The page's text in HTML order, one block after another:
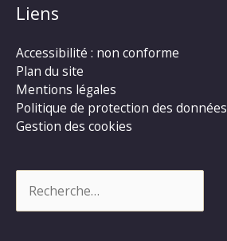
Liens
Accessibilité : non conforme
Plan du site
Mentions légales
Politique de protection des données
Gestion des cookies